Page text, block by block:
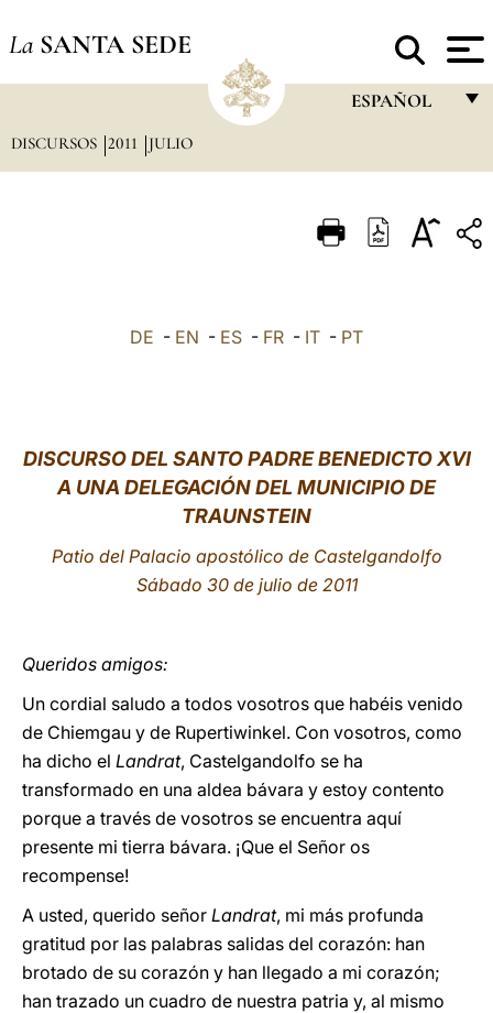
La SANTA SEDE
ESPAÑOL
ITALIANO
中文
DISCURSOS 2011 JULIO
DE - EN - ES - FR - IT - PT
DISCURSO DEL SANTO PADRE BENEDICTO XVI
A UNA DELEGACIÓN DEL MUNICIPIO DE
TRAUNSTEIN
Patio del Palacio apostólico de Castelgandolfo
Sábado 30 de julio de 2011
Queridos amigos:
Un cordial saludo a todos vosotros que habéis venido
de Chiemgau y de Rupertiwinkel. Con vosotros, como
ha dicho el Landrat, Castelgandolfo se ha
transformado en una aldea bávara y estoy contento
porque a través de vosotros se encuentra aquí
presente mi tierra bávara. ¡Que el Señor os
recompense!
A usted, querido señor Landrat, mi más profunda
gratitud por las palabras salidas del corazón: han
brotado de su corazón y han llegado a mi corazón;
han trazado un cuadro de nuestra patria y, al mismo